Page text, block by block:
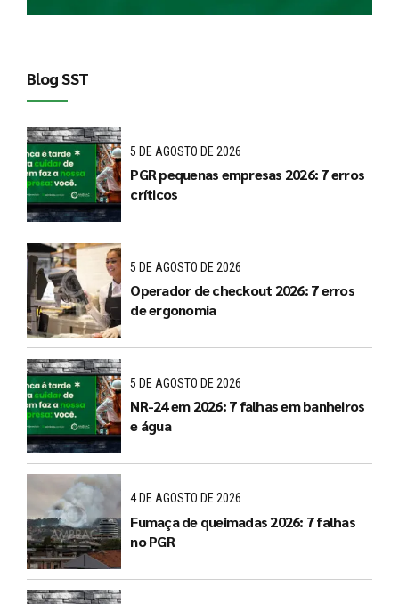
Blog SST
5 DE AGOSTO DE 2026
PGR pequenas empresas 2026: 7 erros
críticos
5 DE AGOSTO DE 2026
Operador de checkout 2026: 7 erros
de ergonomia
5 DE AGOSTO DE 2026
NR-24 em 2026: 7 falhas em banheiros
e água
4 DE AGOSTO DE 2026
Fumaça de queimadas 2026: 7 falhas
no PGR